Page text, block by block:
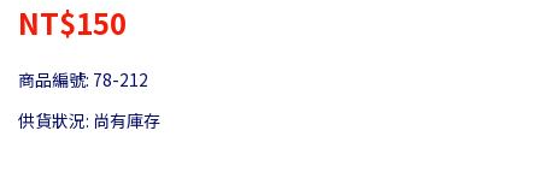
NT$150
商品編號: 78-212
供貨狀況: 尚有庫存